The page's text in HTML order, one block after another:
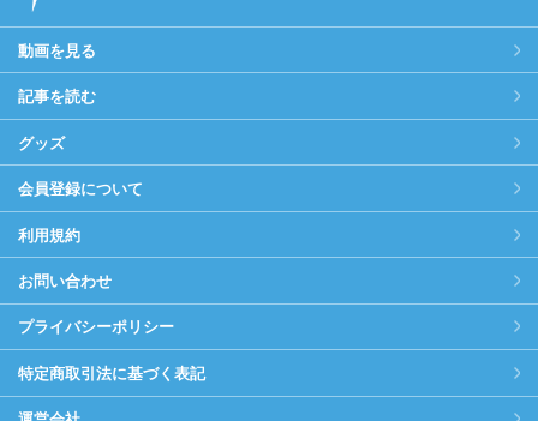
動画を見る
記事を読む
グッズ
会員登録について
利用規約
お問い合わせ
プライバシーポリシー
特定商取引法に基づく表記